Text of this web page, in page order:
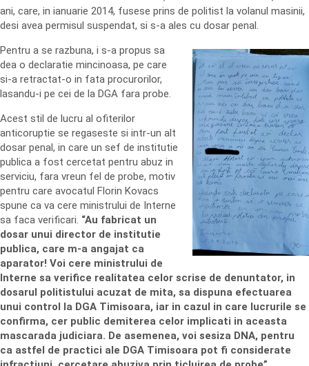
ani, care, in ianuarie 2014, fusese prins de politist la volanul masinii,
desi avea permisul suspendat, si s-a ales cu dosar penal.
Pentru a se razbuna, i s-a propus sa
dea o declaratie mincinoasa, pe care
si-a retractat-o in fata procurorilor,
lasandu-i pe cei de la DGA fara probe.
Acest stil de lucru al ofiterilor
anticoruptie se regaseste si intr-un alt
dosar penal, in care un sef de institutie
publica a fost cercetat pentru abuz in
serviciu, fara vreun fel de probe, motiv
pentru care avocatul Florin Kovacs
spune ca va cere ministrului de Interne
sa faca verificari. “Au fabricat un
dosar unui director de institutie
publica, care m-a angajat ca
aparator! Voi cere ministrului de
Interne sa verifice realitatea celor scrise de denuntator, in
dosarul politistului acuzat de mita, sa dispuna efectuarea
unui control la DGA Timisoara, iar in cazul in care lucrurile se
confirma, cer public demiterea celor implicati in aceasta
mascarada judiciara. De asemenea, voi sesiza DNA, pentru
ca astfel de practici ale DGA Timisoara pot fi considerate